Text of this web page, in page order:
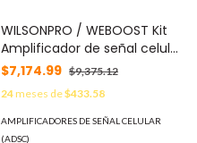
WILSONPRO / WEBOOST Kit
Amplificador de señal celular
4G LTE y 3G de conexión
directa. Especial para router,
comunicador o módem
celular IoT / M2M con
conexión SMA hembra.
$7,174.99 $9,375.12
24meses de$433.58
AMPLIFICADORES DE SEÑAL CELULAR
(ADSC)